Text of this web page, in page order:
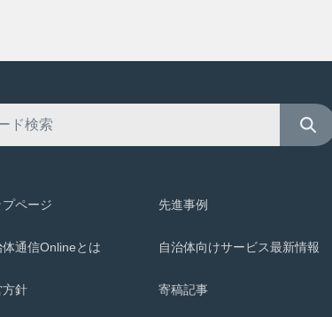
プページ
体通信Onlineとは
方針
先進事例
自治体向けサービス最新情報
寄稿記事